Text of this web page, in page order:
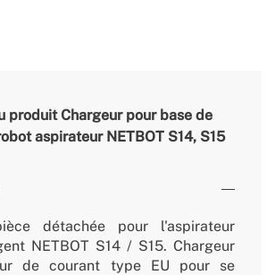
produitChargeur pour base de
aspirateur NETBOT S14, S15
détachée pour l'aspirateur
NETBOT S14 / S15. Chargeur
de courant type EU pour se